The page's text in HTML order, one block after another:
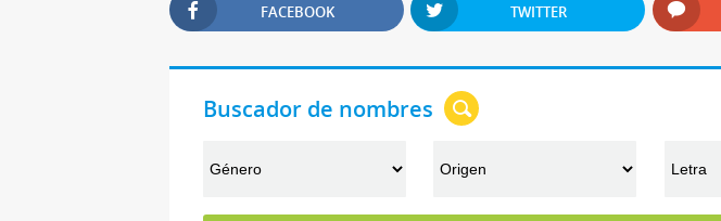
FACEBOOK TWITTER
Buscador de nombres